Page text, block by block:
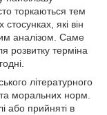
торкаються тем
які він
аналізом. Саме
розвитку терміна
літературного
та моральних норм.
або прийняті в